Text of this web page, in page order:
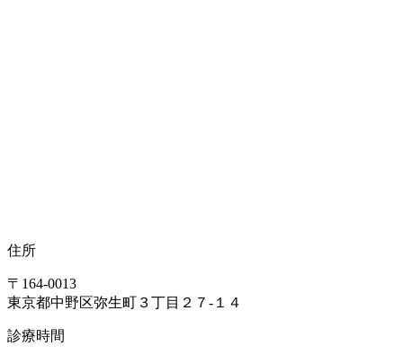
住所
〒164-0013
東京都中野区弥生町３丁目２７-１４
診療時間